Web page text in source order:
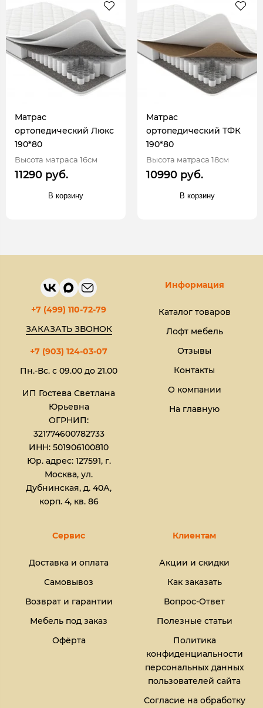
Матрас
ортопедический Люкс
190*80
Высота матраса 16см
11290 руб.
В корзину
Матрас
ортопедический ТФК
190*80
Высота матраса 18см
10990 руб.
В корзину
+7 (499) 110-72-79
ЗАКАЗАТЬ ЗВОНОК
+7 (903) 124-03-07
Пн.-Вс. с 09.00 до 21.00
ИП Гостева Светлана
Юрьевна​
ОГРНИП:
321774600782733
ИНН: 501906100810
Юр. адрес: 127591, г.
Москва, ул.
Дубнинская, д. 40А,
корп. 4, кв. 86
Информация
Каталог товаров
Лофт мебель
Отзывы
Контакты
О компании
На главную
Сервис
Доставка и оплата
Самовывоз
Возврат и гарантии
Мебель под заказ
Офёрта
Клиентам
Акции и скидки
Как заказать
Вопрос-Ответ
Полезные статьи
Политика
конфиденциальности
персональных данных
пользователей сайта
Согласие на обработку